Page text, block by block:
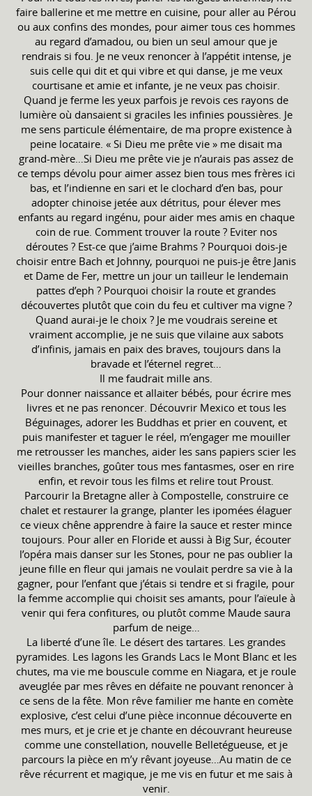
faire ballerine et me mettre en cuisine, pour aller au Pérou
ou aux confins des mondes, pour aimer tous ces hommes
au regard d’amadou, ou bien un seul amour que je
rendrais si fou. Je ne veux renoncer à l’appétit intense, je
suis celle qui dit et qui vibre et qui danse, je me veux
courtisane et amie et infante, je ne veux pas choisir.
Quand je ferme les yeux parfois je revois ces rayons de
lumière où dansaient si graciles les infinies poussières. Je
me sens particule élémentaire, de ma propre existence à
peine locataire. « Si Dieu me prête vie » me disait ma
grand-mère…Si Dieu me prête vie je n’aurais pas assez de
ce temps dévolu pour aimer assez bien tous mes frères ici
bas, et l’indienne en sari et le clochard d’en bas, pour
adopter chinoise jetée aux détritus, pour élever mes
enfants au regard ingénu, pour aider mes amis en chaque
coin de rue. Comment trouver la route ? Eviter nos
déroutes ? Est-ce que j’aime Brahms ? Pourquoi dois-je
choisir entre Bach et Johnny, pourquoi ne puis-je être Janis
et Dame de Fer, mettre un jour un tailleur le lendemain
pattes d’eph ? Pourquoi choisir la route et grandes
découvertes plutôt que coin du feu et cultiver ma vigne ?
Quand aurai-je le choix ? Je me voudrais sereine et
vraiment accomplie, je ne suis que vilaine aux sabots
d’infinis, jamais en paix des braves, toujours dans la
bravade et l’éternel regret…
Il me faudrait mille ans.
Pour donner naissance et allaiter bébés, pour écrire mes
livres et ne pas renoncer. Découvrir Mexico et tous les
Béguinages, adorer les Buddhas et prier en couvent, et
puis manifester et taguer le réel, m’engager me mouiller
me retrousser les manches, aider les sans papiers scier les
vieilles branches, goûter tous mes fantasmes, oser en rire
enfin, et revoir tous les films et relire tout Proust.
Parcourir la Bretagne aller à Compostelle, construire ce
chalet et restaurer la grange, planter les ipomées élaguer
ce vieux chêne apprendre à faire la sauce et rester mince
toujours. Pour aller en Floride et aussi à Big Sur, écouter
l’opéra mais danser sur les Stones, pour ne pas oublier la
jeune fille en fleur qui jamais ne voulait perdre sa vie à la
gagner, pour l’enfant que j’étais si tendre et si fragile, pour
la femme accomplie qui choisit ses amants, pour l’aïeule à
venir qui fera confitures, ou plutôt comme Maude saura
parfum de neige…
La liberté d’une île. Le désert des tartares. Les grandes
pyramides. Les lagons les Grands Lacs le Mont Blanc et les
chutes, ma vie me bouscule comme en Niagara, et je roule
aveuglée par mes rêves en défaite ne pouvant renoncer à
ce sens de la fête. Mon rêve familier me hante en comète
explosive, c’est celui d’une pièce inconnue découverte en
mes murs, et je crie et je chante en découvrant heureuse
comme une constellation, nouvelle Belletégueuse, et je
parcours la pièce en m’y rêvant joyeuse…Au matin de ce
rêve récurrent et magique, je me vis en futur et me sais à
venir.